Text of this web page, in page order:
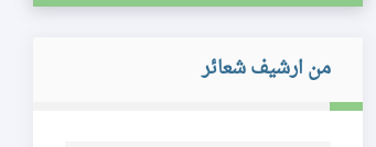
من ارشيف شعائر